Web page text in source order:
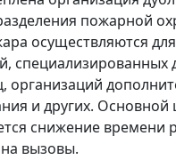
пожарной
осуществляются
специализированных
организаций
и других.
снижение времени
вызовы.